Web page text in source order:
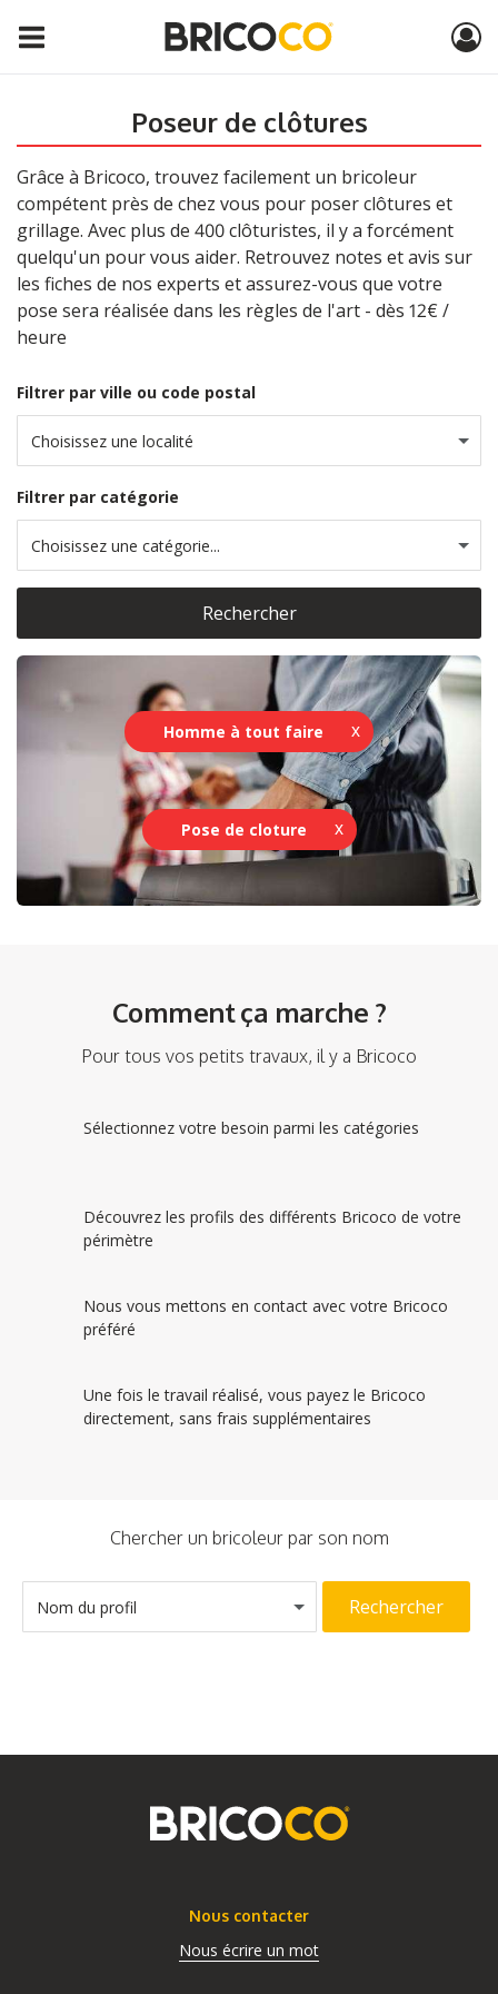
Homme à tout faire
Pose de cloture
Poseur de clôtures
Grâce à Bricoco, trouvez facilement un bricoleur
compétent près de chez vous pour poser clôtures et
grillage. Avec plus de 400 clôturistes, il y a forcément
quelqu'un pour vous aider. Retrouvez notes et avis sur
les fiches de nos experts et assurez-vous que votre
pose sera réalisée dans les règles de l'art - dès 12€ /
heure
Filtrer par ville ou code postal
Choisissez une localité
Filtrer par catégorie
Choisissez une catégorie...
Rechercher
Comment ça marche ?
Pour tous vos petits travaux, il y a Bricoco
Sélectionnez votre besoin parmi les catégories
Découvrez les profils des différents Bricoco de votre
périmètre
Nous vous mettons en contact avec votre Bricoco
préféré
Une fois le travail réalisé, vous payez le Bricoco
directement, sans frais supplémentaires
Chercher un bricoleur par son nom
Nom du profil Rechercher
Nous contacter
Nous écrire un mot